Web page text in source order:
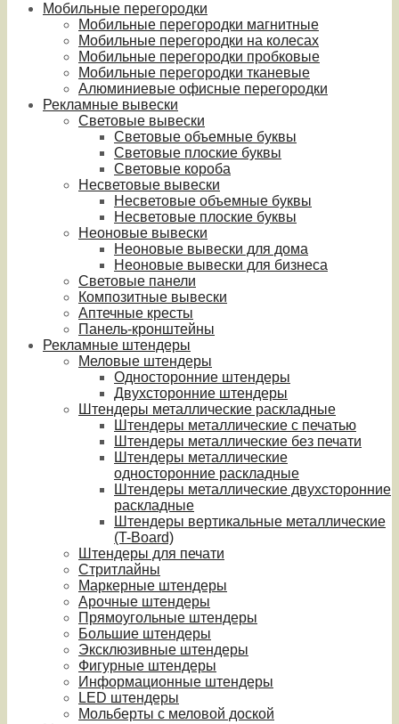
Мобильные перегородки
Мобильные перегородки магнитные
Мобильные перегородки на колесах
Мобильные перегородки пробковые
Мобильные перегородки тканевые
Алюминиевые офисные перегородки
Рекламные вывески
Световые вывески
Световые объемные буквы
Световые плоские буквы
Световые короба
Несветовые вывески
Несветовые объемные буквы
Несветовые плоские буквы
Неоновые вывески
Неоновые вывески для дома
Неоновые вывески для бизнеса
Световые панели
Композитные вывески
Аптечные кресты
Панель-кронштейны
Рекламные штендеры
Меловые штендеры
Односторонние штендеры
Двухсторонние штендеры
Штендеры металлические раскладные
Штендеры металлические с печатью
Штендеры металлические без печати
Штендеры металлические
односторонние раскладные
Штендеры металлические двухсторонние
раскладные
Штендеры вертикальные металлические
(T-Board)
Штендеры для печати
Стритлайны
Маркерные штендеры
Арочные штендеры
Прямоугольные штендеры
Большие штендеры
Эксклюзивные штендеры
Фигурные штендеры
Информационные штендеры
LED штендеры
Мольберты с меловой доской